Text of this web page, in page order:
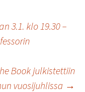
3.1. klo 19.30 –
Book julkistettiin
vuosijuhlissa →